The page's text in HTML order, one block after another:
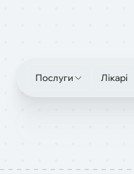
Послуги Лікарі